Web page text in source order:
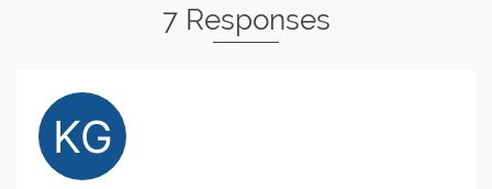
7 Responses